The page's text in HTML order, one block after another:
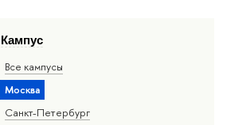
Кампус
Все кампусы
Москва
Санкт-Петербург